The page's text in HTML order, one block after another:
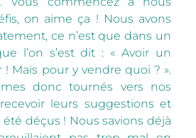
on aime ça ! Nous avons
ce n’est que dans un
l’on s’est dit : « Avoir un
! Mais pour y vendre quoi ? ».
donc tournés vers nos
leurs suggestions et
été déçus ! Nous savions déjà